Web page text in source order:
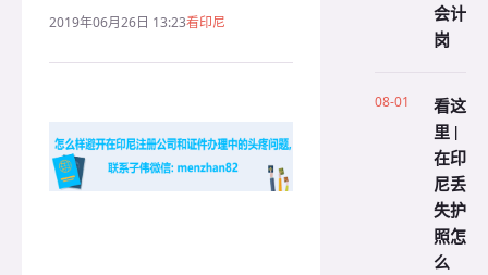
2019年06月26日 13:23看印尼
会计
岗
08-01
看这
里 |
在印
尼丢
失护
照怎
么